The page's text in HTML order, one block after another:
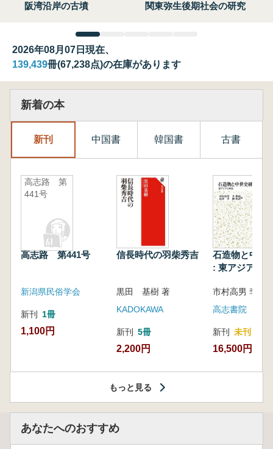
阪湾沿岸の古墳
関東弥生後期社会の研究
2026年08月07日現在、
139,439冊(67,238点)の在庫があります
新着の本
新刊 中国書 韓国書 古書
高志路 第
441号
高志路 第441号
新潟県民俗学会
新刊 1冊
1,100円
信長時代の羽柴秀吉
黒田 基樹 著
KADOKAWA
新刊 5冊
2,200円
石造物と中世
: 東アジアと
高志書院
新刊 未刊
16,500円
もっと見る
あなたへのおすすめ